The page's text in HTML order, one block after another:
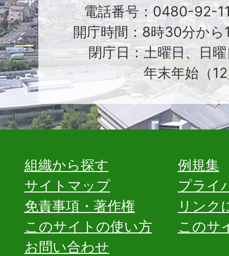
電話番号：0480-92-
開庁時間：8時30分から
閉庁日：土曜日、日
年末年始（
組織から探す
例規集
サイトマップ
プライ
免責事項・著作権
リンク
このサイトの使い方
このサ
お問い合わせ